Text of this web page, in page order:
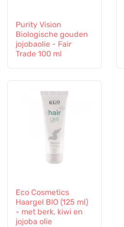
Purity Vision
Biologische gouden
jojobaolie - Fair
Trade 100 ml
Eco Cosmetics
Haargel BIO (125 ml)
- met berk, kiwi en
jojoba olie